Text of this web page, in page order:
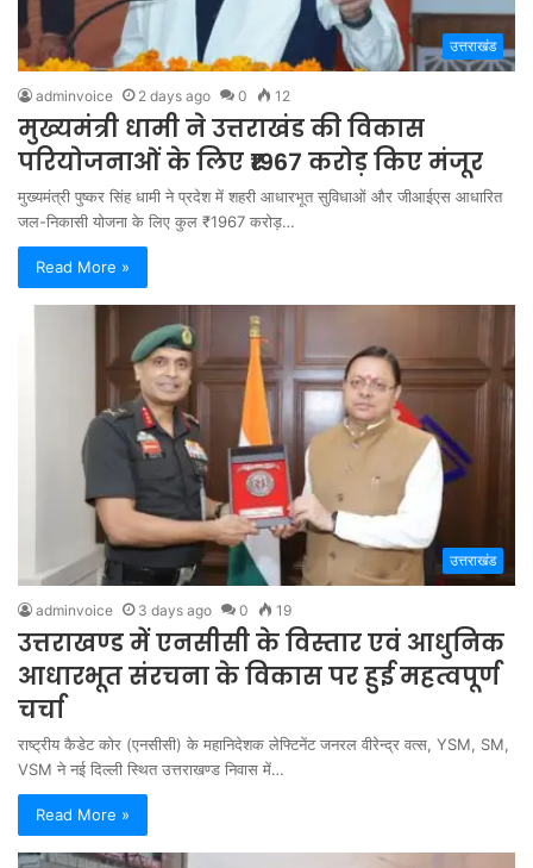
उत्तराखंड
adminvoice 2 days ago 0 12
मुख्यमंत्री धामी ने उत्तराखंड की विकास
परियोजनाओं के लिए ₹1967 करोड़ किए मंजूर
मुख्यमंत्री पुष्कर सिंह धामी ने प्रदेश में शहरी आधारभूत सुविधाओं और जीआईएस आधारित
जल-निकासी योजना के लिए कुल ₹1967 करोड़…
Read More »
उत्तराखंड
adminvoice 3 days ago 0 19
उत्तराखण्ड में एनसीसी के विस्तार एवं आधुनिक
आधारभूत संरचना के विकास पर हुई महत्वपूर्ण
चर्चा
राष्ट्रीय कैडेट कोर (एनसीसी) के महानिदेशक लेफ्टिनेंट जनरल वीरेन्द्र वत्स, YSM, SM,
VSM ने नई दिल्ली स्थित उत्तराखण्ड निवास में…
Read More »